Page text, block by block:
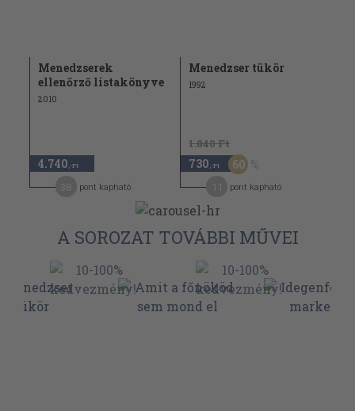
Menedzserek
ellenőrző listakönyve
2010
4.740 ,-Ft
pont kapható
Menedzser tükör
1992
1.840 Ft
730 ,-Ft 60
pont kapható
A SOROZAT TOVÁBBI MŰVEI